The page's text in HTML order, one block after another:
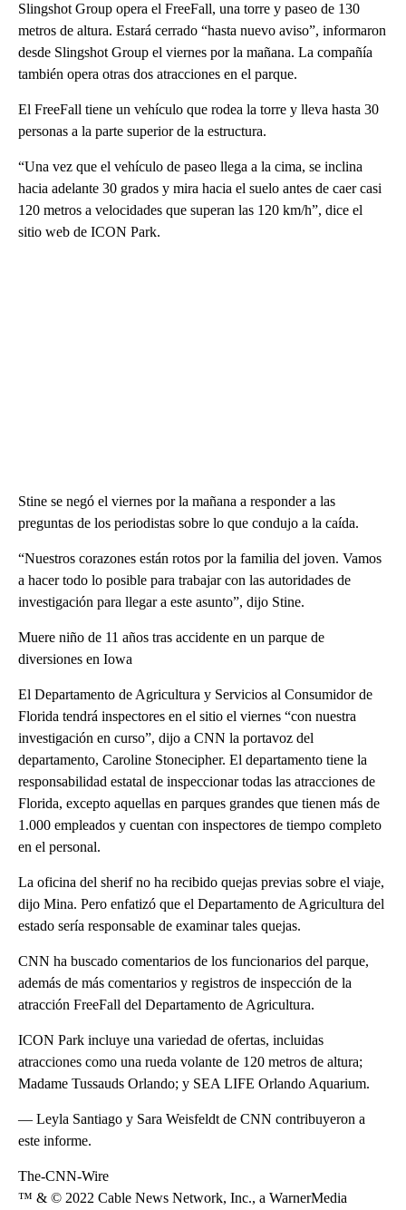
Slingshot Group opera el FreeFall, una torre y paseo de 130
metros de altura. Estará cerrado “hasta nuevo aviso”, informaron
desde Slingshot Group el viernes por la mañana. La compañía
también opera otras dos atracciones en el parque.
El FreeFall tiene un vehículo que rodea la torre y lleva hasta 30
personas a la parte superior de la estructura.
“Una vez que el vehículo de paseo llega a la cima, se inclina
hacia adelante 30 grados y mira hacia el suelo antes de caer casi
120 metros a velocidades que superan las 120 km/h”, dice el
sitio web de ICON Park.
Stine se negó el viernes por la mañana a responder a las
preguntas de los periodistas sobre lo que condujo a la caída.
“Nuestros corazones están rotos por la familia del joven. Vamos
a hacer todo lo posible para trabajar con las autoridades de
investigación para llegar a este asunto”, dijo Stine.
Muere niño de 11 años tras accidente en un parque de
diversiones en Iowa
El Departamento de Agricultura y Servicios al Consumidor de
Florida tendrá inspectores en el sitio el viernes “con nuestra
investigación en curso”, dijo a CNN la portavoz del
departamento, Caroline Stonecipher. El departamento tiene la
responsabilidad estatal de inspeccionar todas las atracciones de
Florida, excepto aquellas en parques grandes que tienen más de
1.000 empleados y cuentan con inspectores de tiempo completo
en el personal.
La oficina del sherif no ha recibido quejas previas sobre el viaje,
dijo Mina. Pero enfatizó que el Departamento de Agricultura del
estado sería responsable de examinar tales quejas.
CNN ha buscado comentarios de los funcionarios del parque,
además de más comentarios y registros de inspección de la
atracción FreeFall del Departamento de Agricultura.
ICON Park incluye una variedad de ofertas, incluidas
atracciones como una rueda volante de 120 metros de altura;
Madame Tussauds Orlando; y SEA LIFE Orlando Aquarium.
— Leyla Santiago y Sara Weisfeldt de CNN contribuyeron a
este informe.
The-CNN-Wire
™ & © 2022 Cable News Network, Inc., a WarnerMedia